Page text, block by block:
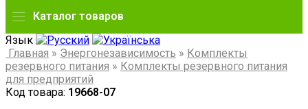
Каталог товаров
Язык
Главная » Энергонезависимость » Комплекты
резервного питания » Комплекты резервного питания
для предприятий
Код товара: 19668-07